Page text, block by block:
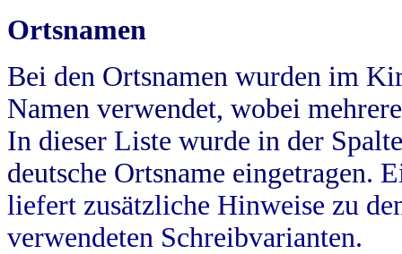
Ortsnamen
Bei den Ortsnamen wurden im
Namen verwendet, wobei
In dieser Liste wurde in der
deutsche Ortsname eingetragen.
liefert zusätzliche Hinweise zu
verwendeten Schreibvarianten.